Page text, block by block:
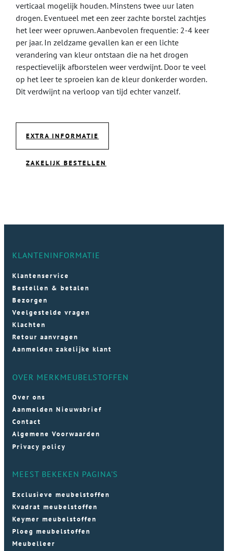
verticaal mogelijk houden. Minstens twee uur laten
drogen. Eventueel met een zeer zachte borstel zachtjes
het leer weer opruwen. Aanbevolen frequentie: 2-4 keer
per jaar. In zeldzame gevallen kan er een lichte
verandering van kleur ontstaan die na het drogen
respectievelijk afborstelen weer verdwijnt. Door te veel
op het leer te sproeien kan de kleur donkerder worden.
Dit verdwijnt na verloop van tijd echter vanzelf.
EXTRA INFORMATIE
ZAKELIJK BESTELLEN
KLANTENINFORMATIE
Klantenservice
Bestellen & betalen
Bezorgen
Veelgestelde vragen
Klachten
Retour aanvragen
Aanmelden zakelijke klant
OVER MERKMEUBELSTOFFEN
Over ons
Aanmelden Nieuwsbrief
Contact
Algemene Voorwaarden
Privacy policy
MEEST BEKEKEN PAGINA'S
Exclusieve meubelstoffen
Kvadrat meubelstoffen
Keymer meubelstoffen
Ploeg meubelstoffen
Meubelleer